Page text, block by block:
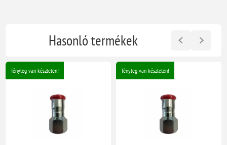
Hasonló termékek
Tényleg van készleten! Tényleg van készleten!